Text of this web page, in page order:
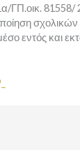
ΓΠ.οικ.
εντός και